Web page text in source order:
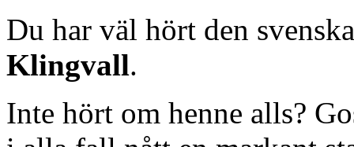
Du har väl hört den
Klingvall.
Inte hört om henne alls?